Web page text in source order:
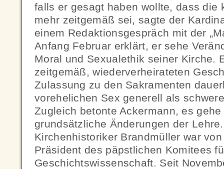
falls er gesagt haben wollte, dass die
mehr zeitgemäß sei, sagte der
einem Redaktionsgespräch mit der
Anfang Februar erklärt, er sehe
Moral und Sexualethik seiner Kirche.
zeitgemäß, wiederverheirateten
Zulassung zu den Sakramenten
vorehelichen Sex generell als
Zugleich betonte Ackermann, es
grundsätzliche Änderungen der
Kirchenhistoriker Brandmüller war
Präsident des päpstlichen Komitees
Geschichtswissenschaft. Seit